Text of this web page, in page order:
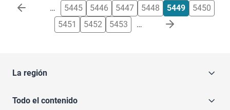
Paginación … 5445 5446 5447 5448 5449
5450
5451
5452 5453 …
La región
Todo el contenido